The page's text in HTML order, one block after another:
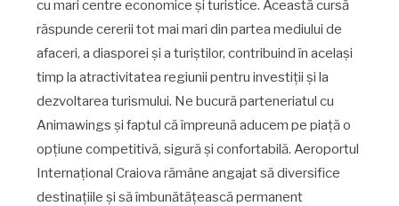
cu mari centre economice și turistice. Această cursă
răspunde cererii tot mai mari din partea mediului de
afaceri, a diasporei și a turiștilor, contribuind în același
timp la atractivitatea regiunii pentru investiții și la
dezvoltarea turismului. Ne bucură parteneriatul cu
Animawings și faptul că împreună aducem pe piață o
opțiune competitivă, sigură și confortabilă. Aeroportul
Internațional Craiova rămâne angajat să diversifice
destinațiile și să îmbunătățească permanent